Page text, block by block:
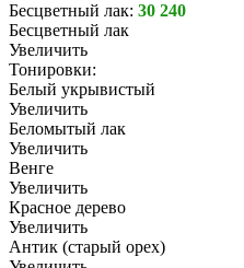
Бесцветный лак: 30 240
Бесцветный лак
Увеличить
Тонировки:
Белый укрывистый
Увеличить
Беломытый лак
Увеличить
Венге
Увеличить
Красное дерево
Увеличить
Антик (старый орех)